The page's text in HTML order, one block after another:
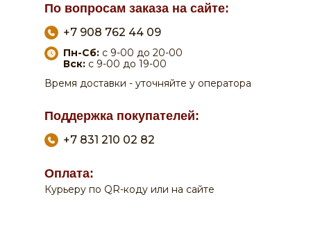
+7 908 762 44 09
+7 831 210 02 82
Пн-Сб: с 9-00 до 20-00
Вск: с 9-00 до 19-00
Время доставки - уточняйте у оператора
Курьеру по QR-коду или на сайте
По вопросам заказа на сайте:
Оплата:
Поддержка покупателей: